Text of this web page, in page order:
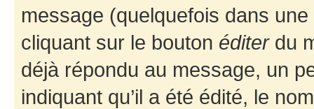
message (quelquefois dans
cliquant sur le bouton éditerdu
déjà répondu au message, un
indiquant qu’il a été édité, le